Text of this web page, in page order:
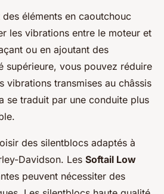
des éléments en caoutchouc
les vibrations entre le moteur et
ou en ajoutant des
supérieure, vous pouvez réduire
vibrations transmises au châssis
se traduit par une conduite plus
des silentblocs adaptés à
Davidson. Les Softail Low
peuvent nécessiter des